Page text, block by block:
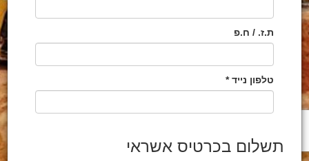
ת.ז. / ח.פ
טלפון נייד *
תשלום בכרטיס אשראי